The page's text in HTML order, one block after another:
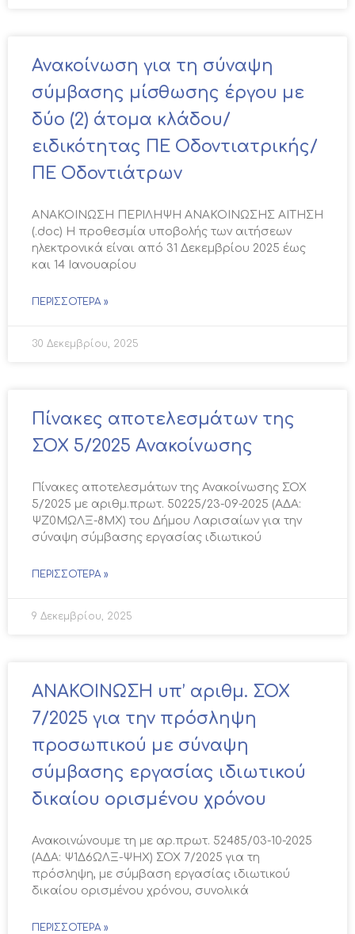
Ανακοίνωση για τη σύναψη
σύμβασης μίσθωσης έργου με
δύο (2) άτομα κλάδου/
ειδικότητας ΠΕ Οδοντιατρικής/
ΠΕ Οδοντιάτρων
ΑΝΑΚΟΙΝΩΣΗ ΠΕΡΙΛΗΨΗ ΑΝΑΚΟΙΝΩΣΗΣ ΑΙΤΗΣΗ
(.doc) Η προθεσμία υποβολής των αιτήσεων
ηλεκτρονικά είναι από 31 Δεκεμβρίου 2025 έως
και 14 Ιανουαρίου
ΠΕΡΙΣΣΌΤΕΡΑ »
30 Δεκεμβρίου, 2025
Πίνακες αποτελεσμάτων της
ΣΟΧ 5/2025 Ανακοίνωσης
Πίνακες αποτελεσμάτων της Ανακοίνωσης ΣΟΧ
5/2025 με αριθμ.πρωτ. 50225/23-09-2025 (ΑΔΑ:
ΨΖ0ΜΩΛΞ-8ΜΧ) του Δήμου Λαρισαίων για την
σύναψη σύμβασης εργασίας ιδιωτικού
ΠΕΡΙΣΣΌΤΕΡΑ »
9 Δεκεμβρίου, 2025
ΑΝΑΚΟΙΝΩΣΗ υπ’ αριθμ. ΣΟΧ
7/2025 για την πρόσληψη
προσωπικού με σύναψη
σύμβασης εργασίας ιδιωτικού
δικαίου ορισμένου χρόνου
Ανακοινώνουμε τη με αρ.πρωτ. 52485/03-10-2025
(ΑΔΑ: Ψ1Δ6ΩΛΞ-ΨΗΧ) ΣΟΧ 7/2025 για τη
πρόσληψη, με σύμβαση εργασίας ιδιωτικού
δικαίου ορισμένου χρόνου, συνολικά
ΠΕΡΙΣΣΌΤΕΡΑ »